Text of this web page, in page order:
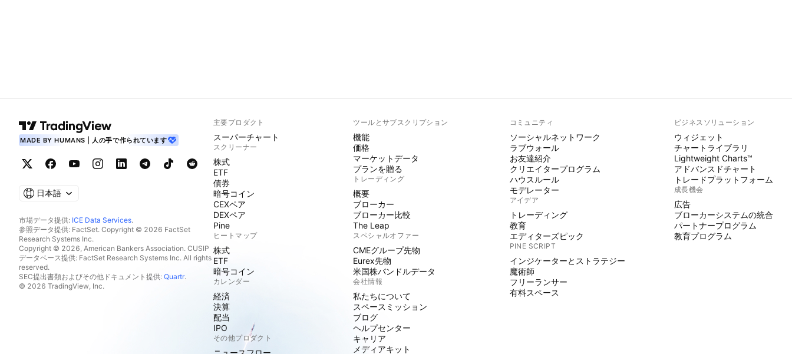
MADE BY HUMANS | 人の手で作られています
日本語
市場データ提供: ICE Data Services.
参照データ提供: FactSet. Copyright © 2026 FactSet
Research Systems Inc.
Copyright © 2026, American Bankers Association. CUSIP
データベース提供: FactSet Research Systems Inc. All rights
reserved.
SEC提出書類およびその他ドキュメント提供: Quartr.
© 2026 TradingView, Inc.
主要プロダクト
スーパーチャート
スクリーナー
株式
ETF
債券
暗号コイン
CEXペア
DEXペア
Pine
ヒートマップ
株式
ETF
暗号コイン
カレンダー
経済
決算
配当
IPO
その他プロダクト
ツールとサブスクリプション
機能
価格
マーケットデータ
プランを贈る
トレーディング
概要
ブローカー
ブローカー比較
The Leap
スペシャルオファー
CMEグループ先物
Eurex先物
米国株バンドルデータ
会社情報
私たちについて
スペースミッション
ブログ
ヘルプセンター
キャリア
メディアキット
コミュニティ
ソーシャルネットワーク
ラブウォール
お友達紹介
クリエイタープログラム
ハウスルール
モデレーター
アイデア
トレーディング
教育
エディターズピック
PINE SCRIPT
インジケーターとストラテジー
魔術師
フリーランサー
有料スペース
ビジネスソリューション
ウィジェット
チャートライブラリ
Lightweight Charts™
アドバンスドチャート
トレードプラットフォーム
成長機会
広告
ブローカーシステムの統合
パートナープログラム
教育プログラム